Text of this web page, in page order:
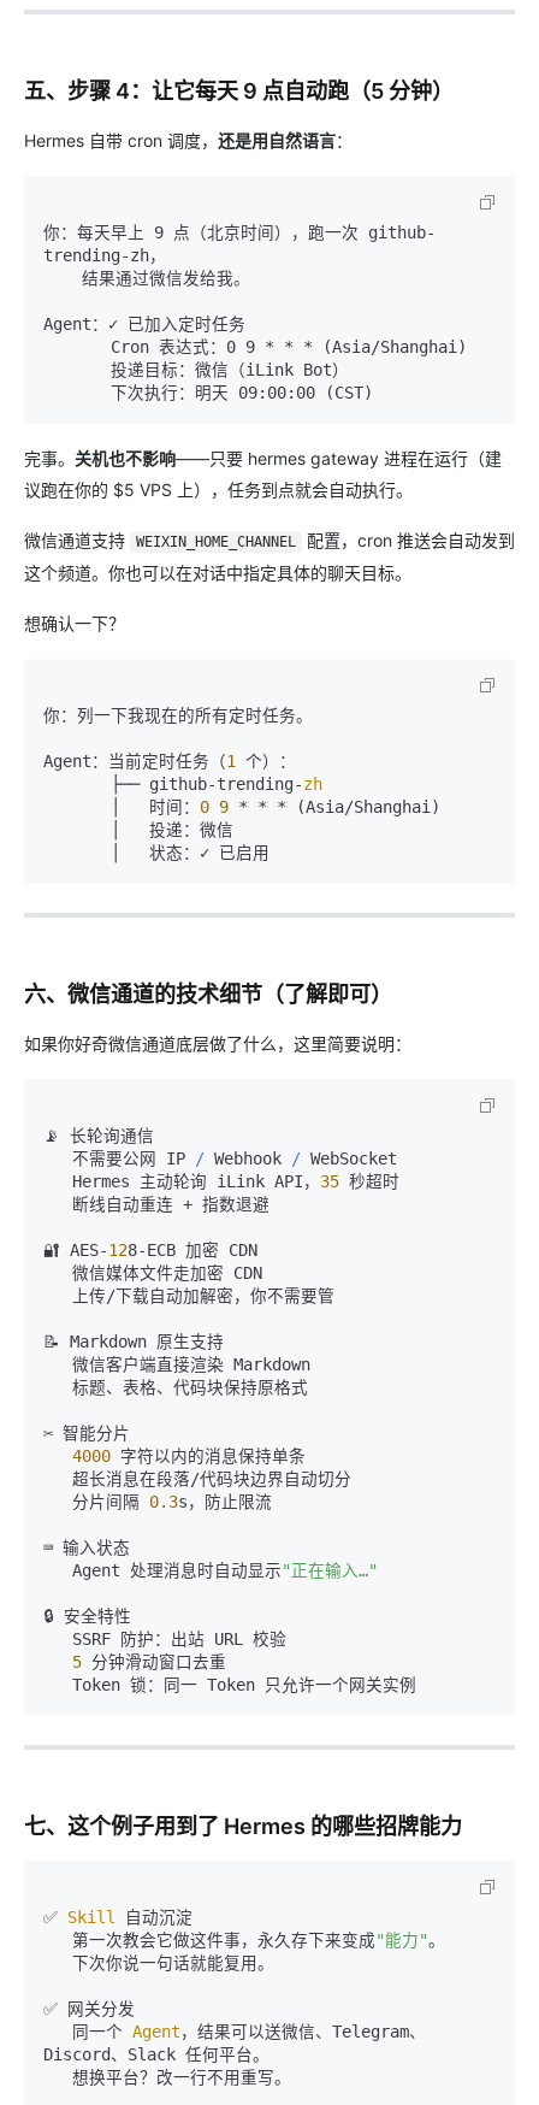
五、步骤 4：让它每天 9 点自动跑（5 分钟）
Hermes 自带 cron 调度， 还是用自然语言：
你：每天早上 9 点（北京时间），跑一次 github-
完事。 关机也不影响——只要 hermes gateway 进程在运行（建
议跑在你的 $5 VPS 上），任务到点就会自动执行。
微信通道支持 WEIXIN_HOME_CHANNEL
配置，cron 推送会自动发到
这个频道。你也可以在对话中指定具体的聊天目标。
想确认一下？
你：列一下我现在的所有定时任务。
Agent：当前定时任务（1
个）：
       ├── github-trending-
zh
       │   时间：
0 9 * * * (Asia/Shanghai)
六、微信通道的技术细节（了解即可）
如果你好奇微信通道底层做了什么，这里简要说明：
📡 长轮询通信
   不需要公网 IP
/ Webhook / WebSocket
   Hermes 主动轮询 iLink API，
35 秒超时
   断线自动重连
+ 指数退避
🔐 AES-128-ECB 加密 CDN
   上传
/下载自动加解密，你不需要管
📝 Markdown 原生支持
✂️ 智能分片
4000 字符以内的消息保持单条
   超长消息在段落
/代码块边界自动切分
   分片间隔
0.3s，防止限流
⌨️ 输入状态
   Agent 处理消息时自动显示
"正在输入…"
🔒 安全特性
5 分钟滑动窗口去重
七、这个例子用到了 Hermes 的哪些招牌能力
✅ Skill
自动沉淀
   第一次教会它做这件事，永久存下来变成
"能力"。
✅ 网关分发
   同一个
Agent，结果可以送微信、Telegram、
Discord、Slack 任何平台。